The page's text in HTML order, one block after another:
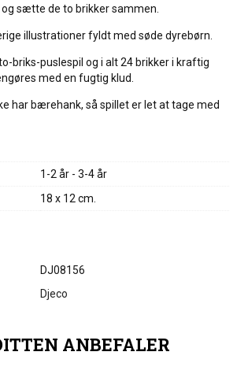
sætte de to brikker sammen.
illustrationer fyldt med søde dyrebørn.
briks-puslespil og i alt 24 brikker i kraftig
med en fugtig klud.
har bærehank, så spillet er let at tage med
1-2 år - 3-4 år
18 x 12 cm.
DJ08156
Djeco
ANBEFALER